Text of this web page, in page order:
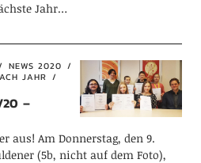
Jahr…
NEWS 2020
JAHR
–
aus! Am Donnerstag, den 9.
(5b, nicht auf dem Foto),